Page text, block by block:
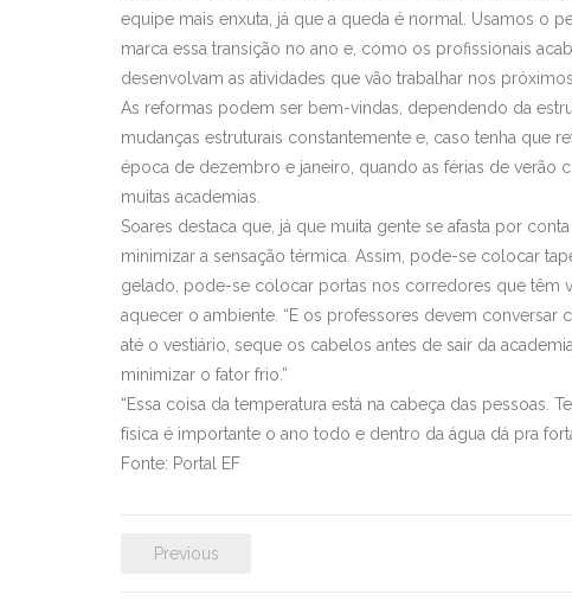
equipe mais enxuta, já que a queda é normal. Usamos o
marca essa transição no ano e, como os profissionais
desenvolvam as atividades que vão trabalhar nos
As reformas podem ser bem-vindas, dependendo da
mudanças estruturais constantemente e, caso tenha que
época de dezembro e janeiro, quando as férias de verão
muitas academias.
Soares destaca que, já que muita gente se afasta por
minimizar a sensação térmica. Assim, pode-se colocar
gelado, pode-se colocar portas nos corredores que têm
aquecer o ambiente. “E os professores devem
até o vestiário, seque os cabelos antes de sair da
minimizar o fator frio.”
“Essa coisa da temperatura está na cabeça das pessoas.
física é importante o ano todo e dentro da água dá pra
Fonte: Portal EF
Previous